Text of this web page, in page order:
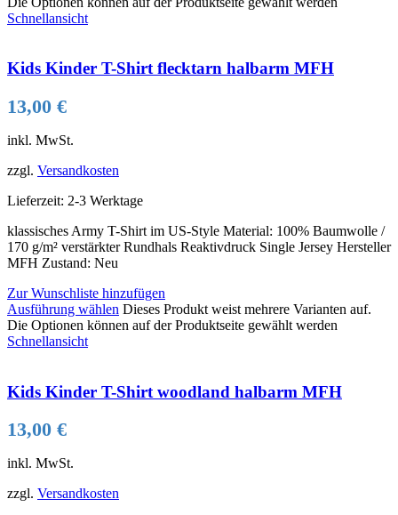
Schnellansicht
Kids Kinder T-Shirt flecktarn halbarm MFH
13,00 €
inkl. MwSt.
zzgl. Versandkosten
Lieferzeit: 2-3 Werktage
klassisches Army T-Shirt im US-Style Material: 100% Baumwolle /
170 g/m² verstärkter Rundhals Reaktivdruck Single Jersey Hersteller
MFH Zustand: Neu
Zur Wunschliste hinzufügen
Ausführung wählen Dieses Produkt weist mehrere Varianten auf.
Die Optionen können auf der Produktseite gewählt werden
Schnellansicht
Kids Kinder T-Shirt woodland halbarm MFH
13,00 €
inkl. MwSt.
zzgl. Versandkosten